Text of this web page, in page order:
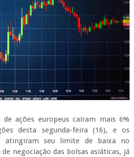
ações europeus caíram mais 6%
desta segunda-feira (16), e os
atingiram seu limite de baixa no
negociação das bolsas asiáticas, já